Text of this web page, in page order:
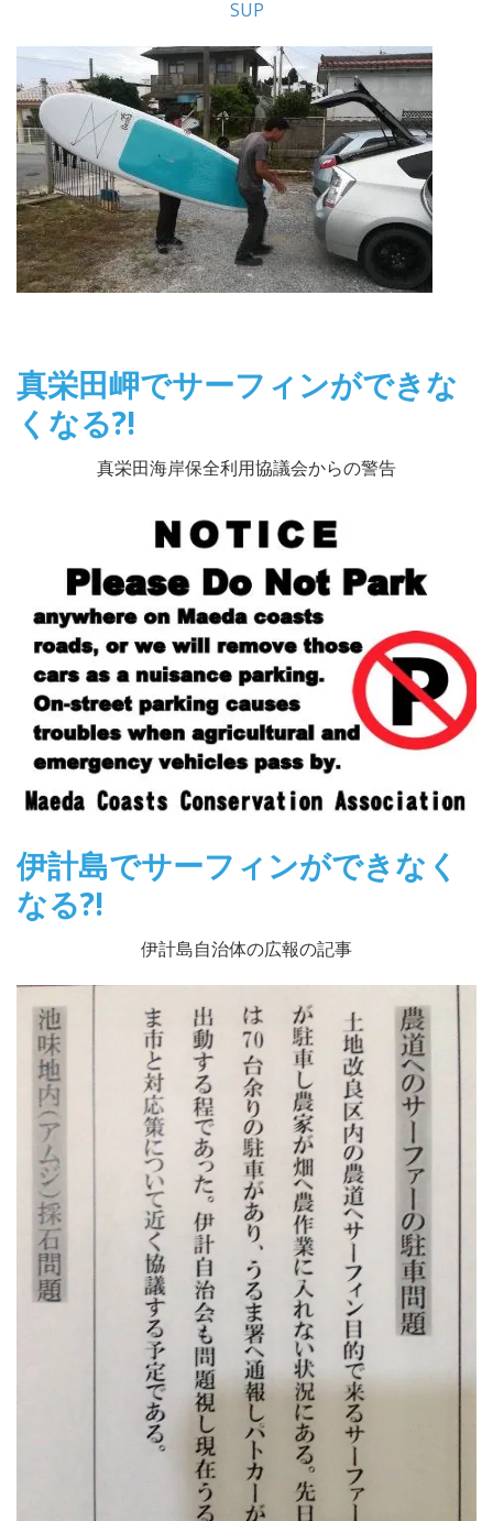
SUP
真栄田岬でサーフィンができな
くなる?!
真栄田海岸保全利用協議会からの警告
伊計島でサーフィンができなく
なる?!
伊計島自治体の広報の記事